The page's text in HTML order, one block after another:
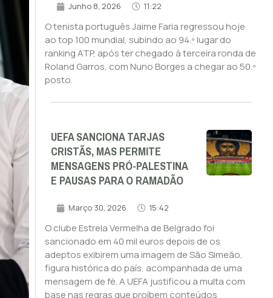
Junho 8, 2026 11:22
O tenista português Jaime Faria regressou hoje
ao top 100 mundial, subindo ao 94.º lugar do
ranking ATP, após ter chegado à terceira ronda de
Roland Garros, com Nuno Borges a chegar ao 50.º
posto.
UEFA SANCIONA TARJAS
CRISTÃS, MAS PERMITE
MENSAGENS PRÓ-PALESTINA
E PAUSAS PARA O RAMADÃO
Março 30, 2026 15:42
O clube Estrela Vermelha de Belgrado foi
sancionado em 40 mil euros depois de os
adeptos exibirem uma imagem de São Simeão,
figura histórica do país, acompanhada de uma
mensagem de fé. A UEFA justificou a multa com
base nas regras que proíbem conteúdos